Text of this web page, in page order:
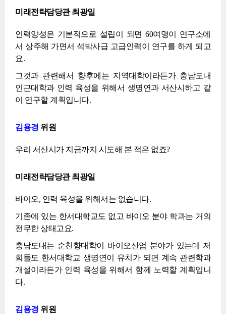
미래전략담당관 최광일
인력양성은 기본적으로 설립이 되면 60여명이 연구소에
서 상주해 가면서 석박사급 고급인력이 연구를 하게 되고
요.
그것과 관련해서 향후에는 지역대학이라든가 충남도내
인근대학과 인력 육성을 위해서 생명연과 서산시하고 같
이 연구할 계획입니다.
김용경 위원
우리 서산시가 지금까지 시도해 본 적은 없죠?
미래전략담당관 최광일
바이오, 인력 육성을 위해서는 없습니다.
기존에 있는 한서대학교도 없고 바이오 분야 학과는 거의
전무한 상태고요.
충남도내는 순천향대학이 바이오산업 분야가 있는데 저
희들도 한서대학교 생명연이 유치가 되면 계속 관련학과
개설이라든가 인력 육성을 위해서 함께 노력할 계획입니
다.
김용경 위원